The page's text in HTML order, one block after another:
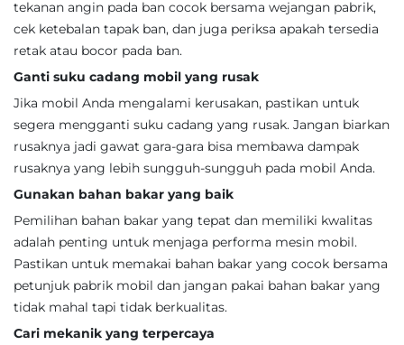
tekanan angin pada ban cocok bersama wejangan pabrik,
cek ketebalan tapak ban, dan juga periksa apakah tersedia
retak atau bocor pada ban.
Ganti suku cadang mobil yang rusak
Jika mobil Anda mengalami kerusakan, pastikan untuk
segera mengganti suku cadang yang rusak. Jangan biarkan
rusaknya jadi gawat gara-gara bisa membawa dampak
rusaknya yang lebih sungguh-sungguh pada mobil Anda.
Gunakan bahan bakar yang baik
Pemilihan bahan bakar yang tepat dan memiliki kwalitas
adalah penting untuk menjaga performa mesin mobil.
Pastikan untuk memakai bahan bakar yang cocok bersama
petunjuk pabrik mobil dan jangan pakai bahan bakar yang
tidak mahal tapi tidak berkualitas.
Cari mekanik yang terpercaya